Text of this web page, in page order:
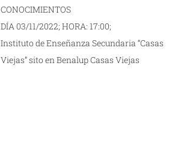
CONOCIMIENTOS
DÍA 03/11/2022; HORA: 17:00;
Instituto de Enseñanza Secundaria “Casas
Viejas” sito en Benalup Casas Viejas